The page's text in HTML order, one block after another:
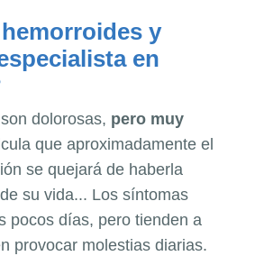
y
en
dolorosas, pero muy
que aproximadamente el
se quejará de haberla
su vida... Los síntomas
pocos días, pero tienden a
provocar molestias diarias.